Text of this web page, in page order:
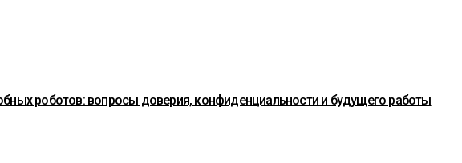
роботов: вопросы доверия, конфиденциальности и будущего работы